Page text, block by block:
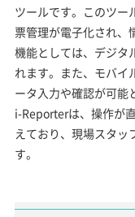
ツールです。このツー
票管理が電子化され、
機能としては、デジタ
れます。また、モバイ
ータ入力や確認が可能
i-Reporterは、操作が
えており、現場スタッ
す。